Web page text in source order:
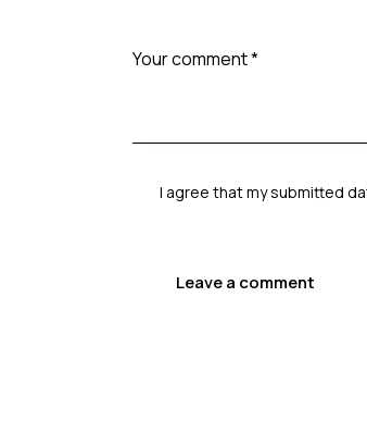
I agree that my submitted